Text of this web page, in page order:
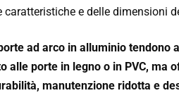
caratteristiche e delle dimensioni
ad arco in alluminio tendono
alle porte in legno o in PVC, ma
manutenzione ridotta e